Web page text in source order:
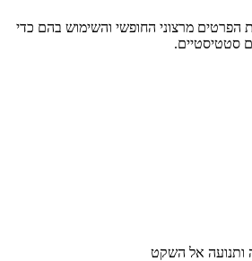
מרצוני החופשי והשימוש בהם כדי
סטטיסטיים.
ותנועה אל השקט